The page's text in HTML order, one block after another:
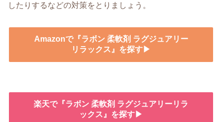
したりするなどの対策をとりましょう。
Amazonで『ラボン 柔軟剤 ラグジュアリー
リラックス』を探す▶
楽天で『ラボン 柔軟剤 ラグジュアリーリラ
ックス』を探す▶